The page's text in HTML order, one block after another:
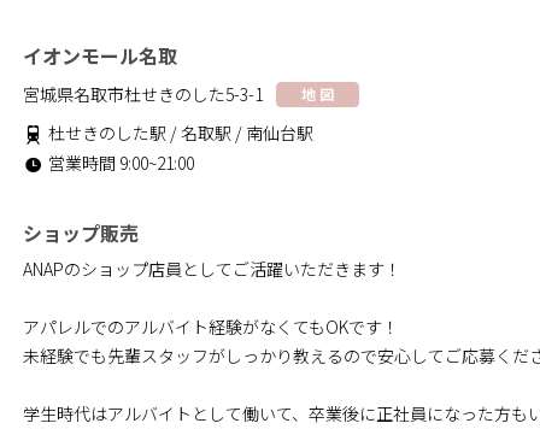
イオンモール名取
宮城県名取市杜せきのした5-3-1 地 図
杜せきのした駅 / 名取駅 / 南仙台駅
営業時間 9:00~21:00
ショップ販売
ANAPのショップ店員としてご活躍いただきます！
アパレルでのアルバイト経験がなくてもOKです！
未経験でも先輩スタッフがしっかり教えるので安心してご応募くだ
学生時代はアルバイトとして働いて、卒業後に正社員になった方もい